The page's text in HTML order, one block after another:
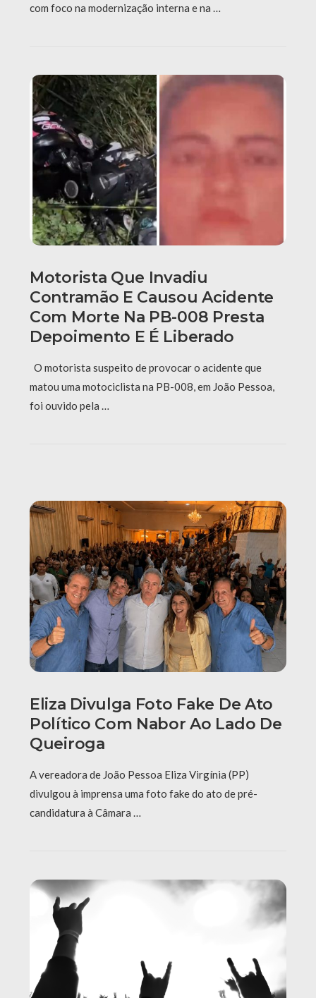
com foco na modernização interna e na …
Motorista Que Invadiu
Contramão E Causou Acidente
Com Morte Na PB-008 Presta
Depoimento E É Liberado
O motorista suspeito de provocar o acidente que
matou uma motociclista na PB-008, em João Pessoa,
foi ouvido pela …
Eliza Divulga Foto Fake De Ato
Político Com Nabor Ao Lado De
Queiroga
A vereadora de João Pessoa Eliza Virgínia (PP)
divulgou à imprensa uma foto fake do ato de pré-
candidatura à Câmara …